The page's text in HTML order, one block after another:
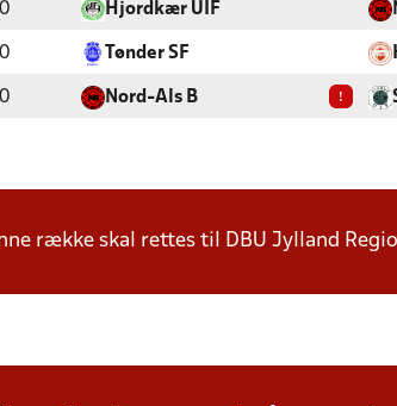
Hjordkær UIF
Tønder SF
Nord-Als B !
række skal rettes til DBU Jylland